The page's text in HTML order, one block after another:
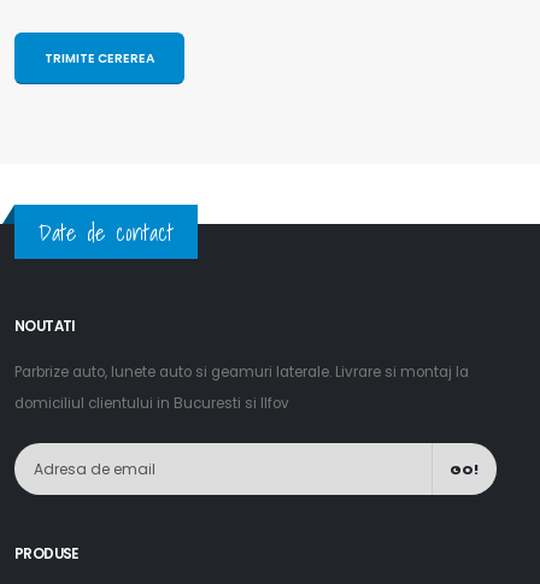
Date de contact
NOUTATI
Parbrize auto, lunete auto si geamuri laterale. Livrare si montaj la
domiciliul clientului in Bucuresti si Ilfov
GO!
PRODUSE